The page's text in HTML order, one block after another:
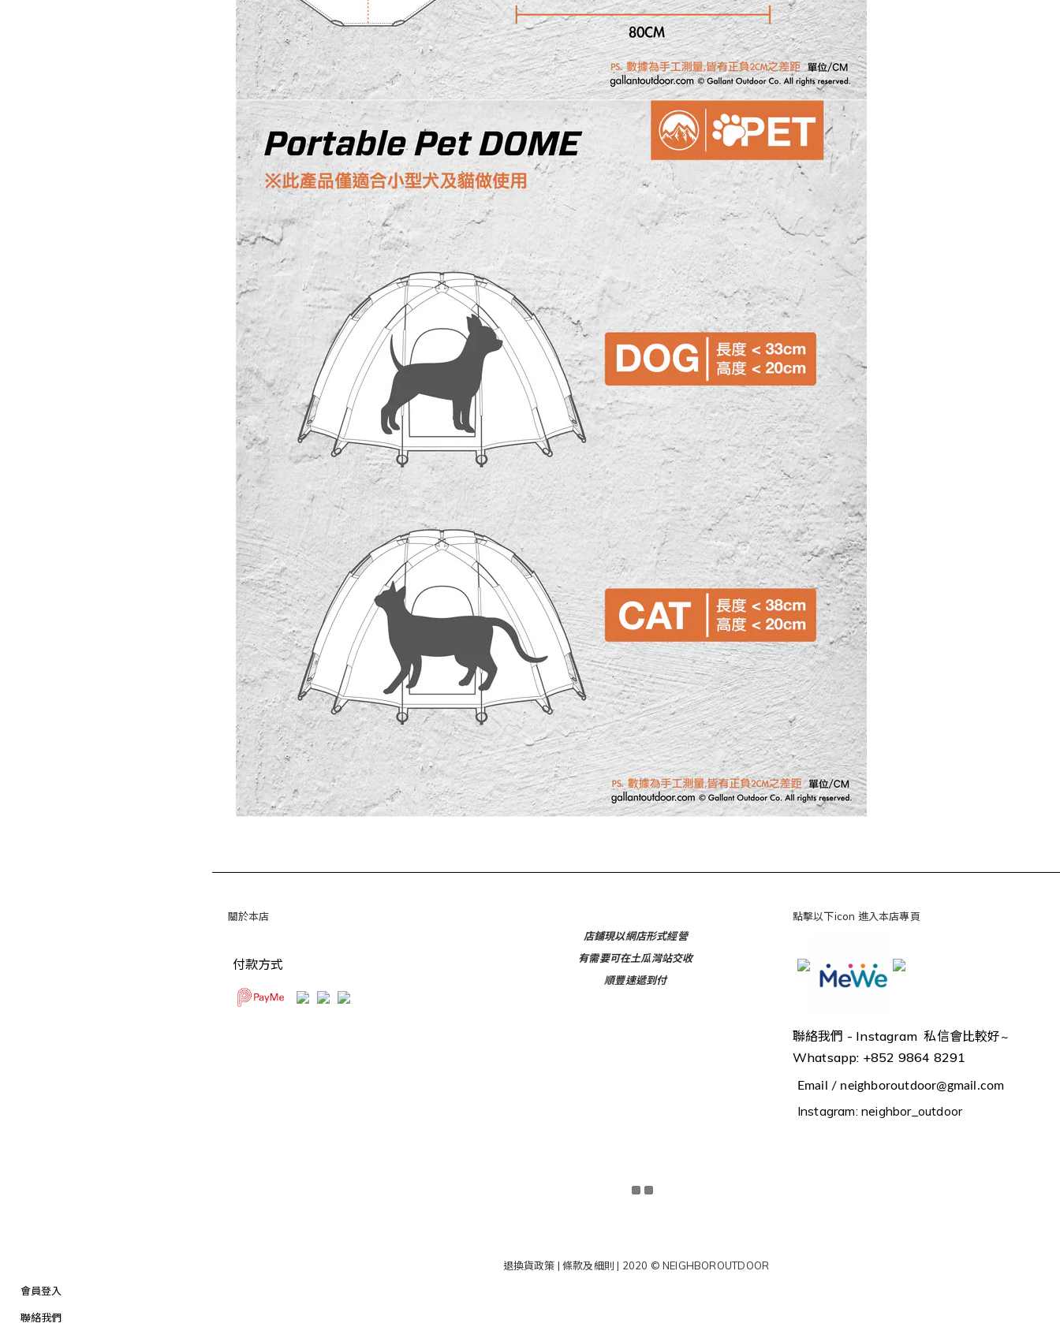
會員登入
聯絡我們
關於本店
付款方式
店鋪現以網店形式經營
有需要可在土瓜灣站交收
順豐速遞到付
點擊以下icon 進入本店專頁
聯絡我們 - Instagram 私信會比較好~
Whatsapp: +852 9864 8291
Email / neighboroutdoor@gmail.com
Instagram: neighbor_outdoor
退換貨政策 | 條款及細則 | 2020 © NEIGHBOROUTDOOR